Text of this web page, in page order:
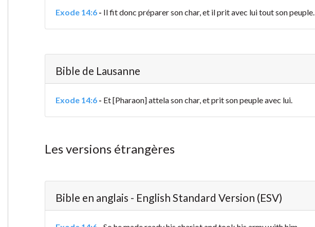
Exode 14:6- Il fit donc préparer son char, et il prit avec lui tout son peuple.
Bible de Lausanne
Exode 14:6- Et [Pharaon] attela son char, et prit son peuple avec lui.
Les versions étrangères
Bible en anglais - English Standard Version (ESV)